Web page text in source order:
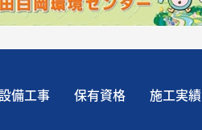
備工事 保有資格 施工実績